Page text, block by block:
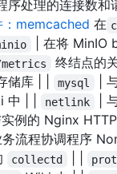
序处理的连接数和
：memcached 在
| 在将 MinIO
终结点的
储库 | | mysql
|
中 | | netlink
|
实例的 Nginx
流程协调程序
collectd